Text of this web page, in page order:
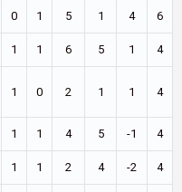
0 1 5 1 4 6
1 1 6 5 1 4
1 0 2 1 1 4
1 1 4 5 -1 4
1 1 2 4 -2 4